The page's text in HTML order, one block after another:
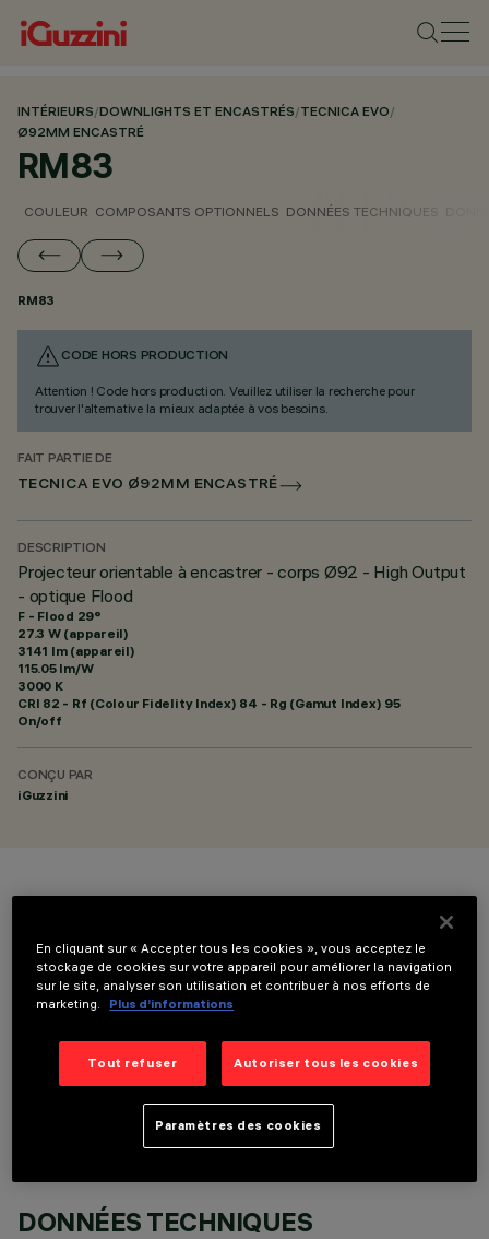
INTÉRIEURS/DOWNLIGHTS ET ENCASTRÉS/TECNICA EVO/
Ø92MM ENCASTRÉ
RM83
COULEUR COMPOSANTS OPTIONNELS DONNÉES TECHNIQUES
RM83
CODE HORS PRODUCTION
Attention ! Code hors production. Veuillez utiliser la recherche pour
trouver l'alternative la mieux adaptée à vos besoins.
FAIT PARTIE DE
TECNICA EVO Ø92MM ENCASTRÉ
DESCRIPTION
Projecteur orientable à encastrer - corps Ø92 - High Output
- optique Flood
F - Flood 29°
27.3 W (appareil)
3141 lm (appareil)
115.05 lm/W
3000 K
CRI 82 - Rf (Colour Fidelity Index) 84 - Rg (Gamut Index) 95
On/off
CONÇU PAR
iGuzzini
COULEUR
COMPOSANTS OPTIONNELS
DONNÉES TECHNIQUES
En cliquant sur « Accepter tous les cookies », vous acceptez le
stockage de cookies sur votre appareil pour améliorer la navigation
sur le site, analyser son utilisation et contribuer à nos efforts de
marketing.
Plus d’informations
Tout refuser Autoriser tous les cookies
Paramètres des cookies